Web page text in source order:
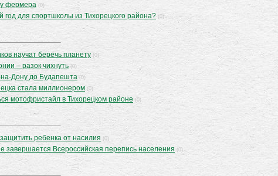
у фермера (0)
год для спортшколы из Тихорецкого района? (0)
научат беречь планету (0)
– разок чихнуть (0)
Дону до Будапешта (0)
стала миллионером (0)
мотофристайл в Тихорецком районе (0)
ребенка от насилия (0)
завершается Всероссийская перепись населения (0)